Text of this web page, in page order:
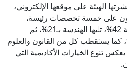
الهيئة على موقعها الإلكتروني،
على خمسة تخصصات رئيسة،
تتصدرها إدارة الأعمال بنسبة 42%، تليها الهندسة بـ21%، ثم
المعلومات بـ15%، كما يستقطب كل من القانون والعلوم
ما يعكس تنوع الخيارات الأكاديمية التي